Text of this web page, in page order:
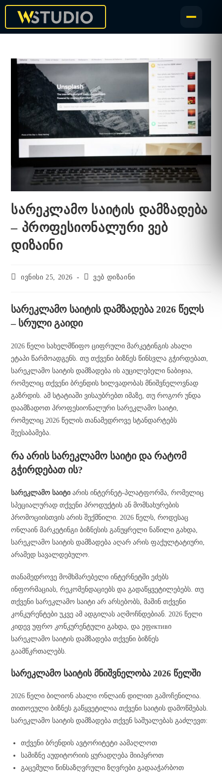
სარეკლამო საიტის დამზადება
– პროფესიონალური ვებ
დიზაინი
ივნისი 25, 2026 ვებ დიზაინი
სარეკლამო საიტის დამზადება 2026 წელს
– სრული გაიდი
2026 წელი სახელმწიფო ციფრული მარკეტინგის ახალი
ეტაპი წარმოადგენს. თუ თქვენი ბიზნეს წინსვლა გჭირდებათ,
სარეკლამო საიტის დამზადება ის აუცილებელი ნაბიჯია,
რომელიც თქვენი ბრენდის ხილვადობას მნიშვნელოვნად
გაზრდის. ამ სტატიაში ვისაუბრებთ იმაზე, თუ როგორ უნდა
დაამზადოთ პროფესიონალური სარეკლამო საიტი,
რომელიც 2026 წელის თანამედროვე სტანდარტებს
შეესაბამება.
რა არის სარეკლამო საიტი და რატომ
გჭირდებათ ის?
სარეკლამო საიტი არის ინტერნეტ-პლატფორმა, რომელიც
სპეციალურად თქვენი პროდუქტის ან მომსახურების
პრომოციისთვის არის შექმნილი. 2026 წელს, როდესაც
ონლაინ მარკეტინგი ბიზნესის განუყრელი ნაწილი გახდა,
სარეკლამო საიტის დამზადება აღარ არის ფაქულტატიური,
არამედ სავალდებულო.
თანამედროვე მომხმარებელი ინტერნეტში ეძებს
ინფორმაციას, რეკომენდაციებს და გადაწყვეტილებებს. თუ
თქვენი სარეკლამო საიტი არ არსებობს, მაშინ თქვენი
კონკურენტები უკვე ამ ადგილას აღმოჩნდებიან. 2026 წელი
კიდევ უფრო კონკურენტული გახდა, და ეფективი
სარეკლამო საიტის დამზადება თქვენი ბიზნეს
გაამწკრთალებს.
სარეკლამო საიტის მნიშვნელობა 2026 წელში
2026 წელი ბილიონ ახალი ონლაინ დილით გამოჩენილია.
თითოეული ბიზნეს გაწყვეტილია თქვენი საიტის დამოწმებას.
სარეკლამო საიტის დამზადება თქვენ საშუალებას გაძლევთ:
თქვენი ბრენდის ავტორიტეტი აამაღლოთ
სამიზნე აუდიტორიის ყურადღება მიიპყროთ
გაცემული წინსაზღვრული ზღვრები გადააჭარბოთ